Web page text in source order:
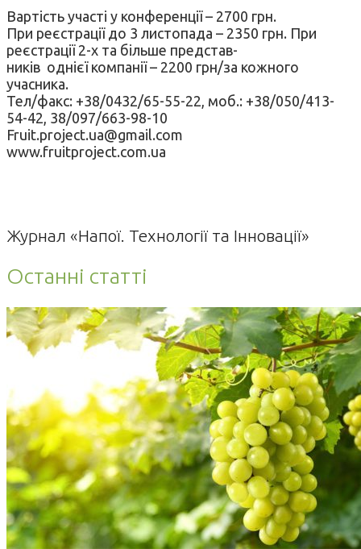
Вартість участі у конференції – 2700 грн.
При реєстрації до 3 листопада – 2350 грн. При
реєстрації 2-х та більше представ-
ників однієї компанії – 2200 грн/за кожного
учасника.
Тел/факс: +38/0432/65-55-22, моб.: +38/050/413-
54-42, 38/097/663-98-10
Fruit.project.ua@gmail.com
www.fruitproject.com.ua
Журнал «Напої. Технології та Інновації»
Останні статті